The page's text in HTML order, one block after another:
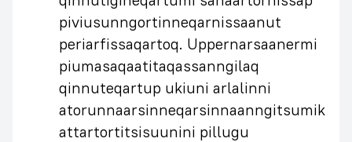
piviusunngortinneqarnissaanut
periarfissaqartoq. Uppernarsaanermi
piumasaqaatitaqassanngilaq
qinnuteqartup ukiuni arlalinni
atorunnaarsinneqarsinnaanngitsumik
attartortitsisuunini pillugu